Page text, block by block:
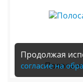
Полоса
Продолжая
согласие на